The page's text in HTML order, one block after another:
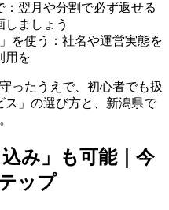
翌月や分割で必ず返せる
ましょう
を使う：社名や運営実態を
用を
ったうえで、初心者でも扱
ス」の選び方と、新潟県で
み」も可能｜今
ップ